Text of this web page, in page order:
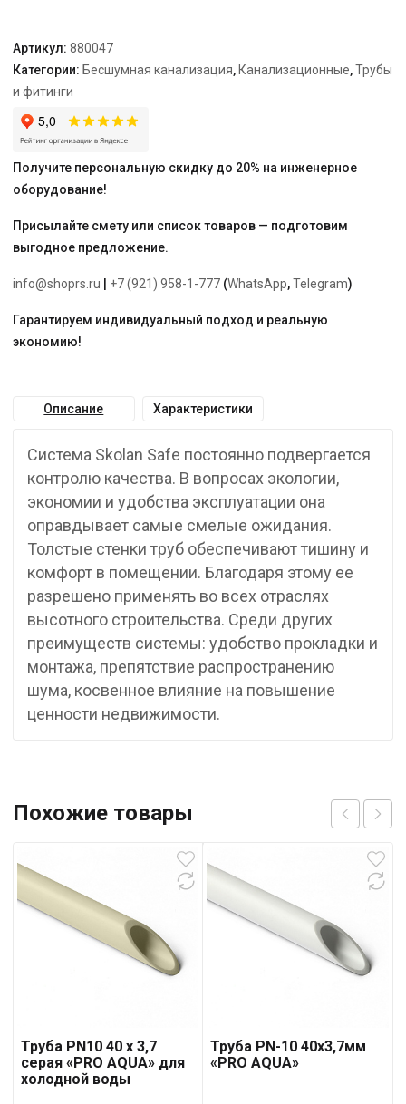
Артикул: 880047
Категории: Бесшумная канализация, Канализационные,Трубы
и фитинги
Получите персональную скидку до 20% на инженерное
оборудование!
Присылайте смету или список товаров — подготовим
выгодное предложение.
info@shoprs.ru +7 (921) 958-1-777 (WhatsApp,Telegram)
Гарантируем индивидуальный подход и реальную
экономию!
Описание Характеристики
Система Skolan Safe постоянно подвергается
контролю качества. В вопросах экологии,
экономии и удобства эксплуатации она
оправдывает самые смелые ожидания.
Толстые стенки труб обеспечивают тишину и
комфорт в помещении. Благодаря этому ее
разрешено применять во всех отраслях
высотного строительства. Среди других
преимуществ системы: удобство прокладки и
монтажа, препятствие распространению
шума, косвенное влияние на повышение
ценности недвижимости.
Похожие товары
Труба PN10 40 x 3,7
серая «PRO AQUA» для
холодной воды
Труба PN-10 40х3,7мм
«PRO AQUA»